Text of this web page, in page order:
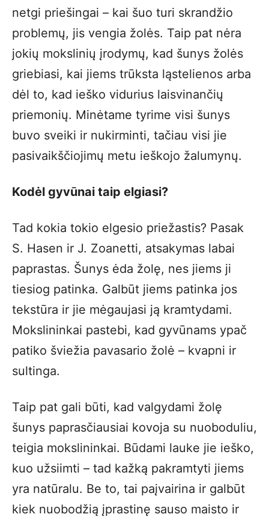
netgi priešingai – kai šuo turi skrandžio
problemų, jis vengia žolės. Taip pat nėra
jokių mokslinių įrodymų, kad šunys žolės
griebiasi, kai jiems trūksta ląstelienos arba
dėl to, kad ieško vidurius laisvinančių
priemonių. Minėtame tyrime visi šunys
buvo sveiki ir nukirminti, tačiau visi jie
pasivaikščiojimų metu ieškojo žalumynų.
Kodėl gyvūnai taip elgiasi?
Tad kokia tokio elgesio priežastis? Pasak
S. Hasen ir J. Zoanetti, atsakymas labai
paprastas. Šunys ėda žolę, nes jiems ji
tiesiog patinka. Galbūt jiems patinka jos
tekstūra ir jie mėgaujasi ją kramtydami.
Mokslininkai pastebi, kad gyvūnams ypač
patiko šviežia pavasario žolė – kvapni ir
sultinga.
Taip pat gali būti, kad valgydami žolę
šunys paprasčiausiai kovoja su nuoboduliu,
teigia mokslininkai. Būdami lauke jie ieško,
kuo užsiimti – tad kažką pakramtyti jiems
yra natūralu. Be to, tai paįvairina ir galbūt
kiek nuobodžią įprastinę sauso maisto ir